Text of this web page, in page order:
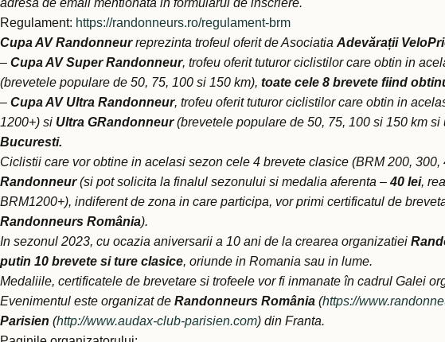
Regulament: https://randonneurs.ro/regulament-brm
Cupa AVRandonneurreprezinta trofeul oferit de Asociatia Adevărații
– Cupa AV Super Randonneur, trofeu oferit tuturor ciclistilor care obtin in
(brevetele populare de 50, 75, 100 si 150 km), toate cele 8 brevete fiind
– Cupa AV Ultra Randonneur, trofeu oferit tuturor ciclistilor care obtin in
1200+) si Ultra GRandonneur(brevetele populare de 50, 75, 100 si 150 km si
Bucuresti.
Ciclistii care vor obtine in acelasi sezon cele 4 brevete clasice (BRM 200,
Randonneur(si pot solicita la finalul sezonului si medalia aferenta –40 lei,
BRM1200+), indiferent de zona in care participa, vor primi certificatul de
Randonneurs România).
In sezonul 2023, cu ocazia aniversarii a 10 ani de la crearea organizatiei
putin 10 brevete si ture clasice, oriunde in Romania sau in lume.
Medaliile, certificatele de brevetare si trofeele vor fi inmanate în cadrul Galei
Evenimentul este organizat de Randonneurs România (https://
Parisien (http://www.audax-club-parisien.com) din Franta.